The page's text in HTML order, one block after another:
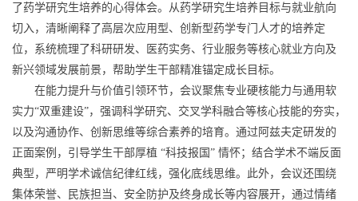
了药学研究生培养的心得体会。
从药学研究生培养目标与就业航向
切入，清晰阐释了高层次应用型、创新型药学专门人才的培养定
位，系统梳理了科研研发、医药实务、行业服务等核心就业方向及
新兴领域发展前景，帮助学生干部精准锚定成长目标。
在能力提升与价值引领环节，会议聚焦专业硬核能力与通用软
实力“双重建设”，强调科学研究、交叉学科融合等核心技能的夯实，
以及沟通协作、创新思维等综合素养的培育。通过 阿兹夫定研发的
正面案例，引导学生干部厚植 “科技报国” 情怀；结合学术不端反面
典型，严明学术诚信纪律红线，强化底线思维。此外，会议还围绕
集体荣誉、民族担当、安全防护及终身成长等内容展开，通过情绪